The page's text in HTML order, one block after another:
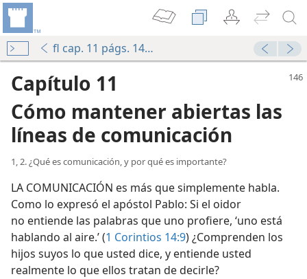
fl cap. 11 págs. 146-161
Capítulo 11
Cómo mantener abiertas las
líneas de comunicación
1, 2. ¿Qué es comunicación, y por qué es importante?
LA COMUNICACIÓN es más que simplemente habla.
Como lo expresó el apóstol Pablo: Si el oidor
no entiende las palabras que uno profiere, ‘uno está
hablando al aire.’ (1 Corintios 14:9) ¿Comprenden los
hijos suyos lo que usted dice, y entiende usted
realmente lo que ellos tratan de decirle?